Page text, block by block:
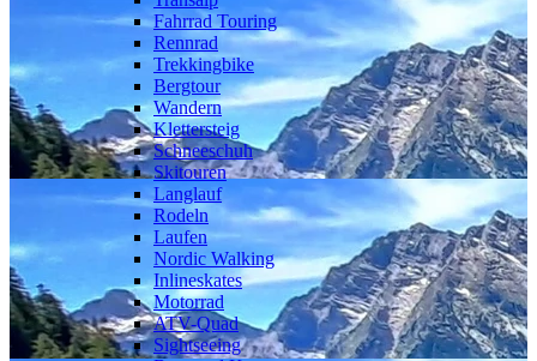
Fahrrad Touring
Rennrad
Trekkingbike
Bergtour
Wandern
Klettersteig
Schneeschuh
Skitouren
Langlauf
Rodeln
Laufen
Nordic Walking
Inlineskates
Motorrad
ATV-Quad
Sightseeing